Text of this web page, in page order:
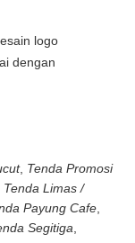
logo
dengan
, Tenda Promosi
Tenda Limas /
Payung Cafe
Segitiga